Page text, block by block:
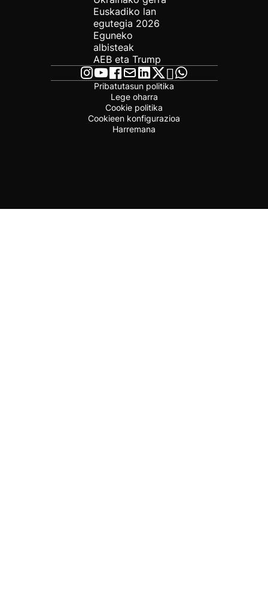
Euskadiko lan
egutegia 2026
Eguneko
albisteak
AEB eta Trump
Pribatutasun politika
Lege oharra
Cookie politika
Cookieen konfigurazioa
Harremana